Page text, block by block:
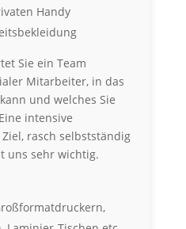
Handy
Sie ein Team
Mitarbeiter, in das
und welches Sie
intensive
rasch selbstständig
uns sehr wichtig.